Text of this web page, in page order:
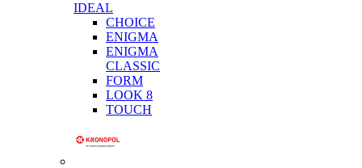
IDEAL
CHOICE
ENIGMA
ENIGMA
CLASSIC
FORM
LOOK 8
TOUCH